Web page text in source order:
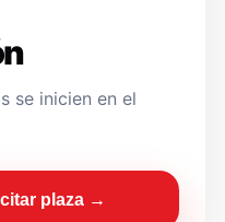
se inicien en el
plaza →